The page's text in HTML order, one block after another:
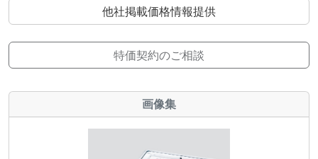
他社掲載価格情報提供
特価契約のご相談
画像集